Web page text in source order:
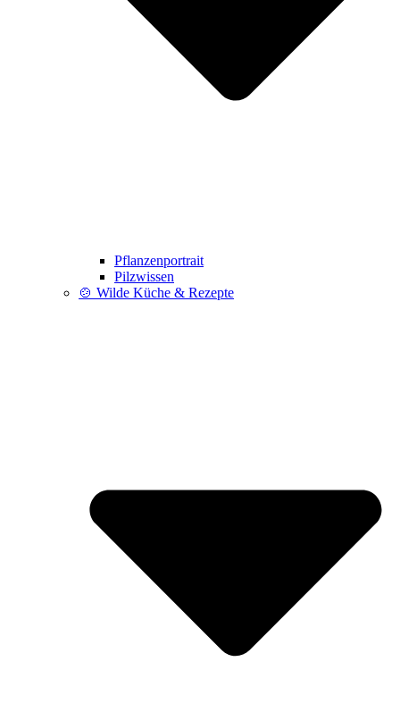
Pflanzenportrait
Pilzwissen
🍲 Wilde Küche & Rezepte